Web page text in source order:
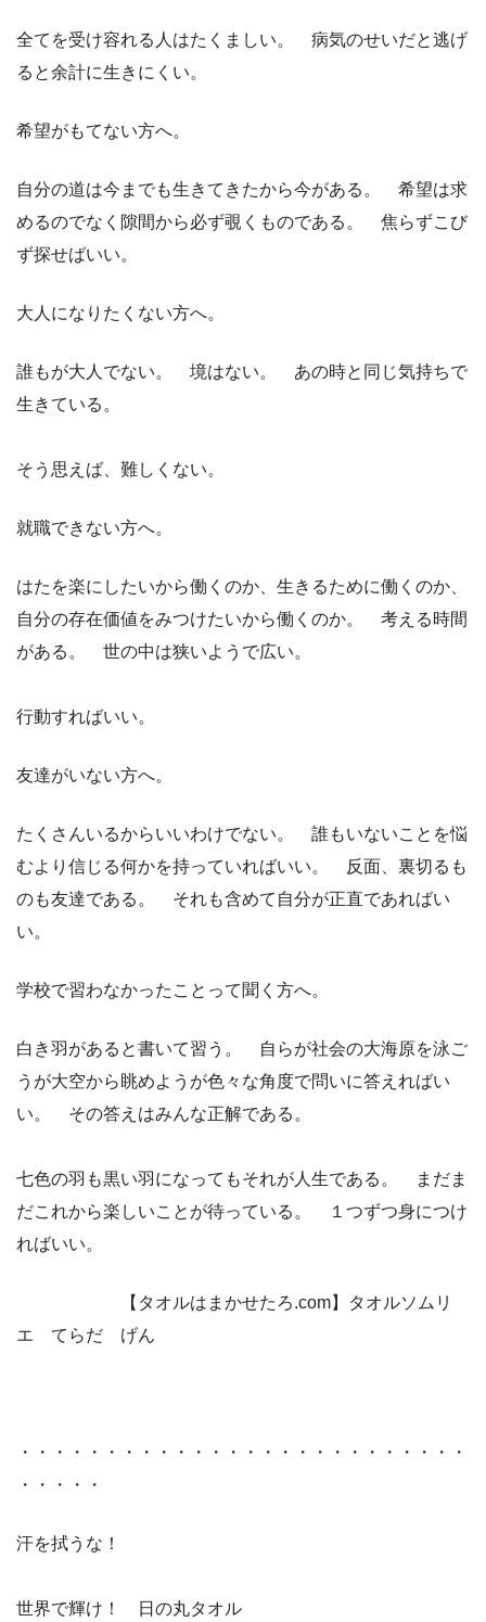
全てを受け容れる人はたくましい。 病気のせいだと逃げ
ると余計に生きにくい。
希望がもてない方へ。
自分の道は今までも生きてきたから今がある。 希望は求
めるのでなく隙間から必ず覗くものである。 焦らずこび
ず探せばいい。
大人になりたくない方へ。
誰もが大人でない。 境はない。 あの時と同じ気持ちで
生きている。
そう思えば、難しくない。
就職できない方へ。
はたを楽にしたいから働くのか、生きるために働くのか、
自分の存在価値をみつけたいから働くのか。 考える時間
がある。 世の中は狭いようで広い。
行動すればいい。
友達がいない方へ。
たくさんいるからいいわけでない。 誰もいないことを悩
むより信じる何かを持っていればいい。 反面、裏切るも
のも友達である。 それも含めて自分が正直であればい
い。
学校で習わなかったことって聞く方へ。
白き羽があると書いて習う。 自らが社会の大海原を泳ご
うが大空から眺めようが色々な角度で問いに答えればい
い。 その答えはみんな正解である。
七色の羽も黒い羽になってもそれが人生である。 まだま
だこれから楽しいことが待っている。 １つずつ身につけ
ればいい。
【タオルはまかせたろ.com】タオルソムリ
エ てらだ げん
・・・・・・・・・・・・・・・・・・・・・・・・・・
・・・・・
汗を拭うな！
世界で輝け！ 日の丸タオル